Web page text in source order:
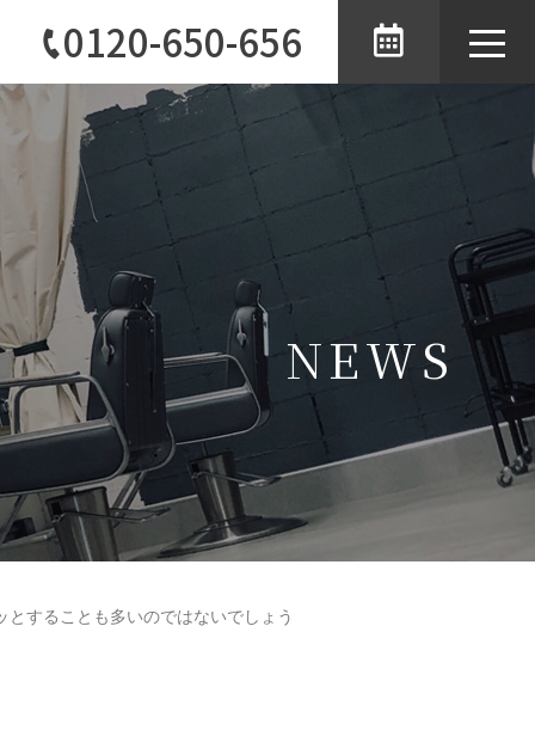
0120-650-656
toggle
NEWS
することも多いのではないでしょう